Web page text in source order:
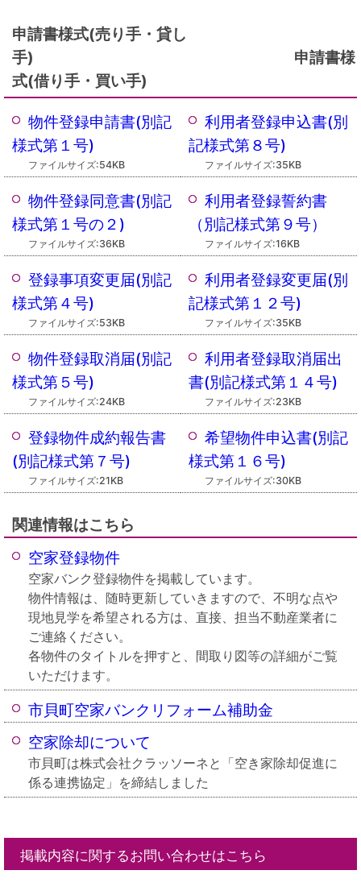
申請書様式(売り手・貸し
手) 申請書様
式(借り手・買い手)
物件登録申請書(別記
様式第１号)
ファイルサイズ:54KB
利用者登録申込書(別
記様式第８号)
ファイルサイズ:35KB
物件登録同意書(別記
様式第１号の２)
ファイルサイズ:36KB
利用者登録誓約書
（別記様式第９号）
ファイルサイズ:16KB
登録事項変更届(別記
様式第４号)
ファイルサイズ:53KB
利用者登録変更届(別
記様式第１２号)
ファイルサイズ:35KB
物件登録取消届(別記
様式第５号)
ファイルサイズ:24KB
利用者登録取消届出
書(別記様式第１４号)
ファイルサイズ:23KB
登録物件成約報告書
(別記様式第７号)
ファイルサイズ:21KB
希望物件申込書(別記
様式第１６号)
ファイルサイズ:30KB
関連情報はこちら
空家登録物件
空家バンク登録物件を掲載しています。
物件情報は、随時更新していきますので、不明な点や
現地見学を希望される方は、直接、担当不動産業者に
ご連絡ください。
各物件のタイトルを押すと、間取り図等の詳細がご覧
いただけます。
市貝町空家バンクリフォーム補助金
空家除却について
市貝町は株式会社クラッソーネと「空き家除却促進に
係る連携協定」を締結しました
掲載内容に関するお問い合わせはこちら